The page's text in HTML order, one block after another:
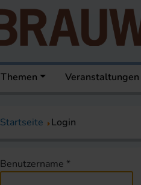
Themen Veranstaltungen
Startseite Login
Benutzername *